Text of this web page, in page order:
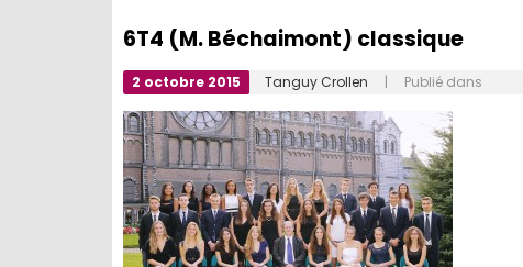
6T4 (M. Béchaimont) classique
2 octobre 2015 Tanguy Crollen | Publié dans